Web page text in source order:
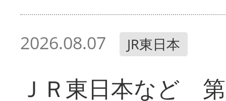
2026.08.07 JR東日本
ＪＲ東日本など